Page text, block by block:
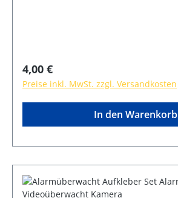
Regulärer Preis:
4,00 €
Preise inkl. MwSt. zzgl. Versandkosten
In den Warenkorb